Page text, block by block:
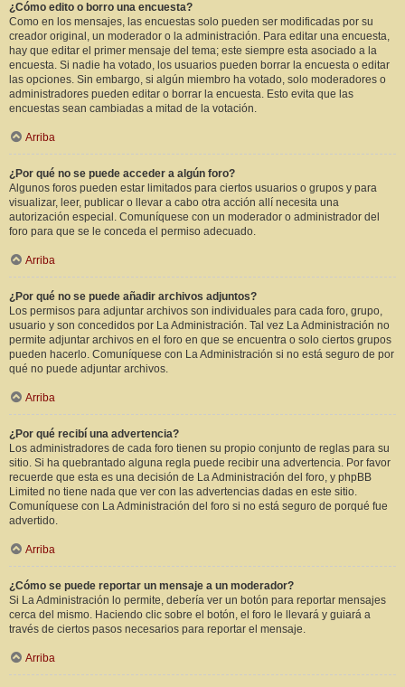
¿Cómo edito o borro una encuesta?
Como en los mensajes, las encuestas solo pueden ser modificadas por su
creador original, un moderador o la administración. Para editar una encuesta,
hay que editar el primer mensaje del tema; este siempre esta asociado a la
encuesta. Si nadie ha votado, los usuarios pueden borrar la encuesta o editar
las opciones. Sin embargo, si algún miembro ha votado, solo moderadores o
administradores pueden editar o borrar la encuesta. Esto evita que las
encuestas sean cambiadas a mitad de la votación.
Arriba
¿Por qué no se puede acceder a algún foro?
Algunos foros pueden estar limitados para ciertos usuarios o grupos y para
visualizar, leer, publicar o llevar a cabo otra acción allí necesita una
autorización especial. Comuníquese con un moderador o administrador del
foro para que se le conceda el permiso adecuado.
Arriba
¿Por qué no se puede añadir archivos adjuntos?
Los permisos para adjuntar archivos son individuales para cada foro, grupo,
usuario y son concedidos por La Administración. Tal vez La Administración no
permite adjuntar archivos en el foro en que se encuentra o solo ciertos grupos
pueden hacerlo. Comuníquese con La Administración si no está seguro de por
qué no puede adjuntar archivos.
Arriba
¿Por qué recibí una advertencia?
Los administradores de cada foro tienen su propio conjunto de reglas para su
sitio. Si ha quebrantado alguna regla puede recibir una advertencia. Por favor
recuerde que esta es una decisión de La Administración del foro, y phpBB
Limited no tiene nada que ver con las advertencias dadas en este sitio.
Comuníquese con La Administración del foro si no está seguro de porqué fue
advertido.
Arriba
¿Cómo se puede reportar un mensaje a un moderador?
Si La Administración lo permite, debería ver un botón para reportar mensajes
cerca del mismo. Haciendo clic sobre el botón, el foro le llevará y guiará a
través de ciertos pasos necesarios para reportar el mensaje.
Arriba